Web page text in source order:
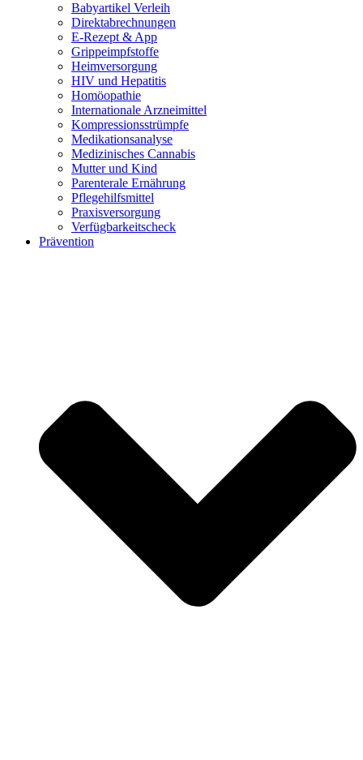
Babyartikel Verleih
Direktabrechnungen
E-Rezept & App
Grippeimpfstoffe
Heimversorgung
HIV und Hepatitis
Homöopathie
Internationale Arzneimittel
Kompressionsstrümpfe
Medikationsanalyse
Medizinisches Cannabis
Mutter und Kind
Parenterale Ernährung
Pflegehilfsmittel
Praxisversorgung
Verfügbarkeitscheck
Prävention